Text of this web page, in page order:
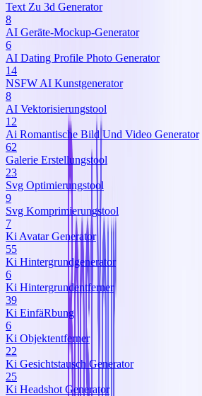
Text Zu 3d Generator
8
AI Geräte-Mockup-Generator
6
AI Dating Profile Photo Generator
14
NSFW AI Kunstgenerator
8
AI Vektorisierungstool
12
Ai Romantische Bild Und Video Generator
62
Galerie Erstellungstool
23
Svg Optimierungstool
9
Svg Komprimierungstool
7
Ki Avatar Generator
55
Ki Hintergrundgenerator
6
Ki Hintergrundentferner
39
Ki EinfäRbung
6
Ki Objektentferner
22
Ki Gesichtstausch Generator
25
Ki Headshot Generator